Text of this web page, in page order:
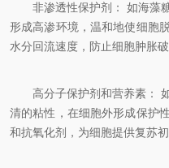
非渗透性保护剂： 如海藻糖
形成高渗环境，温和地使细胞
水分回流速度，防止细胞肿胀破
高分子保护剂和营养素： 如
清的粘性，在细胞外形成保护
和抗氧化剂，为细胞提供复苏初